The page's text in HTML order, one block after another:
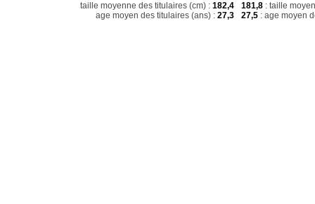
taille moyenne des titulaires (cm) : 182,4
age moyen des titulaires (ans) : 27,3
181,8 : taille
27,5 : age moyen